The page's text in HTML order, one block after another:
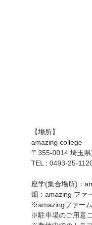
【場所】
amazing college
〒355-0014 埼玉
TEL : 0493-25-
座学(集合場所)：
畑：amazing ファ
※amazingファー
※駐車場のご用意